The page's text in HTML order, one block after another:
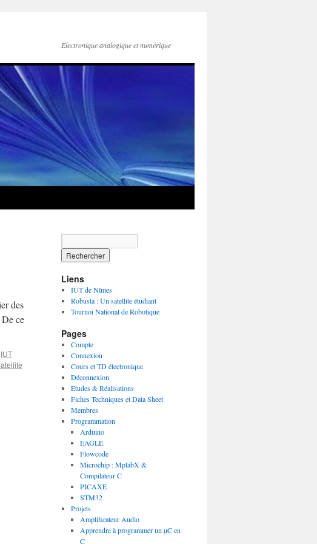
Electronique analogique et numérique
des
ce
IUT
Liens
IUT de Nîmes
Robusta : Un satellite étudiant
Tournoi National de Robotique
Pages
Compte
Connexion
Cours et TD électronique
Déconnexion
Etudes & Réalisations
Fiches Techniques et Data Sheet
Membres
Programmation
Arduino
EAGLE
Flowcode
Microchip : MplabX &
Compilateur C
PICAXE
STM32
Projets
Amplificateur Audio
Apprendre à programmer un µC en
C